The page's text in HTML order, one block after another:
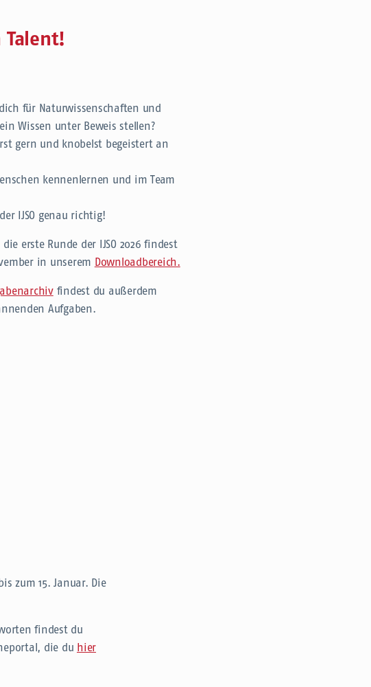
für Naturwissenschaften und
Wissen unter Beweis stellen?
gern und knobelst begeistert an
kennenlernen und im Team
IJSO genau richtig!
erste Runde der IJSO 2026 findest
in unserem Downloadbereich.
findest du außerdem
Aufgaben.
zum 15. Januar. Die
findest du
die du hier